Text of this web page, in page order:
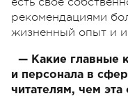
рекомендациями
жизненный опыт и
— Какие главные
и персонала в
читателям, чем